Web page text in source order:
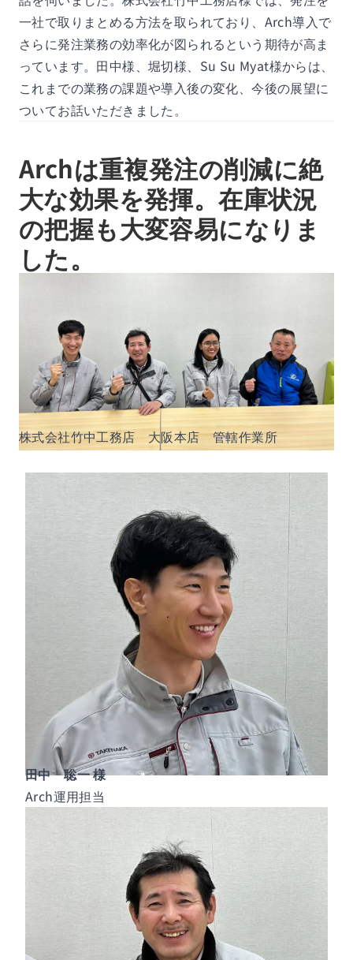
一社で取りまとめる方法を取られており、Arch導入で
さらに発注業務の効率化が図られるという期待が高ま
っています。田中様、堀切様、Su Su Myat様からは、
これまでの業務の課題や導入後の変化、今後の展望に
ついてお話いただきました。
Archは重複発注の削減に絶
大な効果を発揮。在庫状況
の把握も大変容易になりま
した。
株式会社竹中工務店 大阪本店 管轄作業所
田中 聡一 様
Arch運用担当